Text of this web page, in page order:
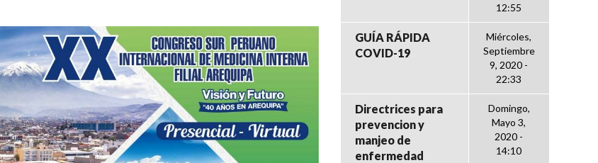
12:55
GUÍA RÁPIDA
COVID-19
Miércoles,
Septiembre
9, 2020 -
22:33
Directrices para
prevencion y
manjeo de
enfermedad
Domingo,
Mayo 3,
2020 -
14:10